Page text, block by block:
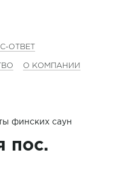
ОТВЕТ
О КОМПАНИИ
финских саун
пос.